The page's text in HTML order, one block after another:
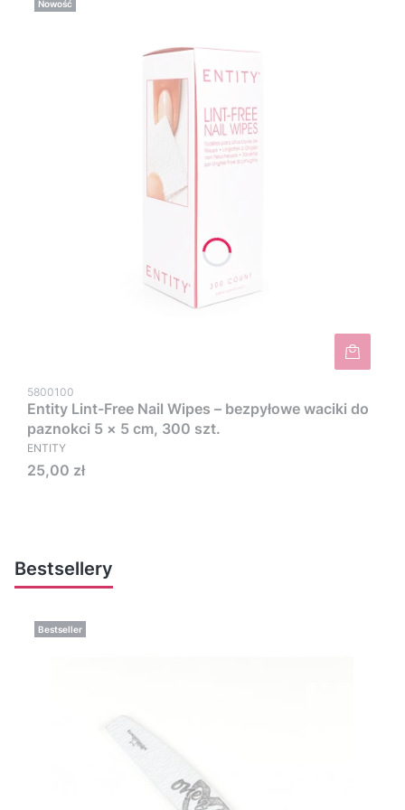
Nowość
5800100
Entity Lint-Free Nail Wipes – bezpyłowe waciki do
paznokci 5 × 5 cm, 300 szt.
ENTITY
Cena
25,00 zł
Bestsellery
Bestseller